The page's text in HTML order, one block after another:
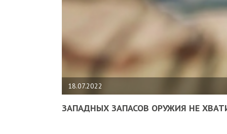
18.07.2022
ЗАПАДНЫХ ЗАПАСОВ ОРУЖИЯ НЕ